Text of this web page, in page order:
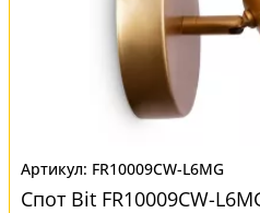
FR10009CW-L6MG
Спот Bit FR10009CW-